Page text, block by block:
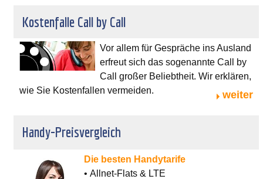
Kostenfalle Call by Call
Vor allem für Gespräche ins Ausland
erfreut sich das sogenannte Call by
Call großer Beliebtheit. Wir erklären,
wie Sie Kostenfallen vermeiden.
weiter
Handy-Preisvergleich
Die besten Handytarife
• Allnet-Flats & LTE